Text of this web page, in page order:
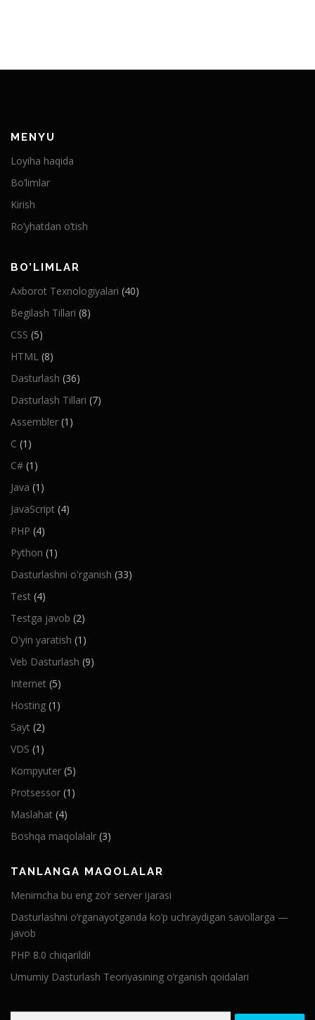
MENYU
Loyiha haqida
Bo’limlar
Kirish
Ro’yhatdan o’tish
BO’LIMLAR
Axborot Texnologiyalari (40)
Begilash Tillari (8)
CSS (5)
HTML (8)
Dasturlash (36)
Dasturlash Tillari (7)
Assembler (1)
C (1)
C# (1)
Java (1)
JavaScript (4)
PHP (4)
Python (1)
Dasturlashni o'rganish (33)
Test (4)
Testga javob (2)
O'yin yaratish (1)
Veb Dasturlash (9)
Internet (5)
Hosting (1)
Sayt (2)
VDS (1)
Kompyuter (5)
Protsessor (1)
Maslahat (4)
Boshqa maqolalalr (3)
TANLANGA MAQOLALAR
Menimcha bu eng zo’r server ijarasi
Dasturlashni o’rganayotganda ko’p uchraydigan savollarga —
javob
PHP 8.0 chiqarildi!
Umumiy Dasturlash Teoriyasining o’rganish qoidalari